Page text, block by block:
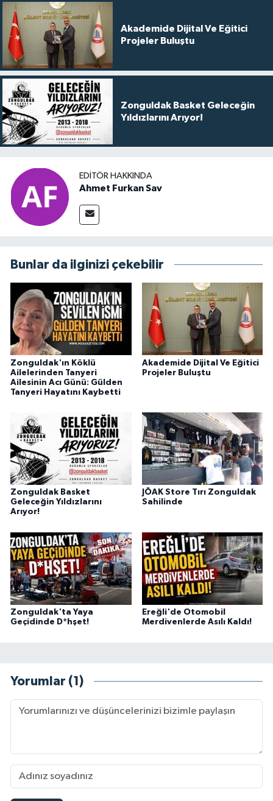
Akademide Dijital Ve Eğitici
Projeler Buluştu
Zonguldak Basket Geleceğin
Yıldızlarını Arıyor!
EDITÖR HAKKINDA
Ahmet Furkan Sav
Bunlar da ilginizi çekebilir
Zonguldak'ın Köklü
Ailelerinden Tanyeri
Ailesinin Acı Günü: Gülden
Tanyeri Hayatını Kaybetti
Akademide Dijital Ve Eğitici
Projeler Buluştu
Zonguldak Basket
Geleceğin Yıldızlarını
Arıyor!
JÖAK Store Tırı Zonguldak
Sahilinde
Zonguldak'ta Yaya
Geçidinde D*hşet!
Ereğli'de Otomobil
Merdivenlerde Asılı Kaldı!
Yorumlar (1)